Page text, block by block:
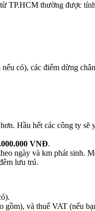
TP.HCM thường được
có), các điểm dừng
Hầu hết các công ty sẽ
VNĐ.
ngày và km phát sinh.
lưu trú.
và thuế VAT (nếu